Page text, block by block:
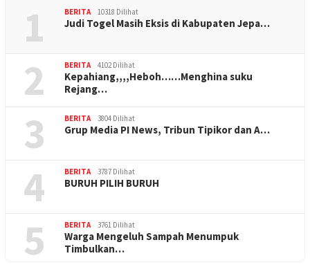
1 BERITA 10318 Dilihat
Judi Togel Masih Eksis di Kabupaten Jepa…
2 BERITA 4102 Dilihat
Kepahiang,,,,Heboh……Menghina suku
Rejang…
3 BERITA 3804 Dilihat
Grup Media PI News, Tribun Tipikor dan A…
4 BERITA 3787 Dilihat
BURUH PILIH BURUH
5 BERITA 3761 Dilihat
Warga Mengeluh Sampah Menumpuk
Timbulkan…